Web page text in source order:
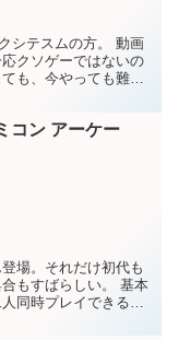
シテスムの方。 動画
クソゲーではないの
も、今やっても難し
コン アーケー
場。それだけ初代も
もすばらしい。 基本
同時プレイできるの